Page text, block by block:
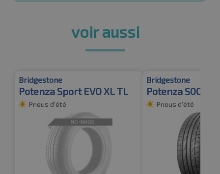
voir aussi
Bridgestone
Potenza Sport EVO XL TL
Pneus d'été
Bridgestone
Potenza S001
Pneus d'été